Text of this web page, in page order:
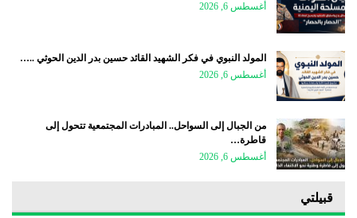
أغسطس 6, 2026
المولد النبوي في فكر الشهيد القائد حسين بدر الدين الحوثي ..…
أغسطس 6, 2026
من الجبال إلى السواحل.. المبادرات المجتمعية تتحول إلى
قاطرة…
أغسطس 6, 2026
قبيلتي